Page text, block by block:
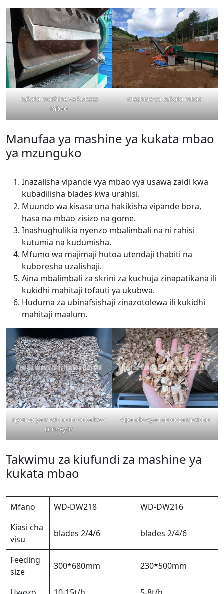
kukata mashine ya kukata
mbao
mashine ya kukata mbao
Manufaa ya mashine ya kukata mbao
ya mzunguko
Inazalisha vipande vya mbao vya usawa zaidi kwa
kubadilisha blades kwa urahisi.
Muundo wa kisasa una hakikisha vipande bora,
hasa na mbao zisizo na gome.
Inashughulikia nyenzo mbalimbali na ni rahisi
kutumia na kudumisha.
Mfumo wa majimaji hutoa utendaji thabiti na
kuboresha uzalishaji.
Aina mbalimbali za skrini za kuchuja zinapatikana ili
kukidhi mahitaji tofauti ya ukubwa.
Huduma za ubinafsishaji zinazotolewa ili kukidhi
mahitaji maalum.
nyenzo ya mwisho inatoka kwa
conveyor
vipande-vya-mbao-za mwisho
Takwimu za kiufundi za mashine ya
kukata mbao
Mfano WD-DW218
WD-DW216
Kiasi cha
visu
blades 2/4/6 blades 2/4/6
Feeding
size
300*680mm 230*500mm